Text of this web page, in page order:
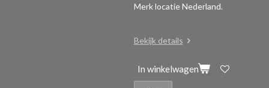
Merk locatie Nederland.
Bekijk details
In winkelwagen